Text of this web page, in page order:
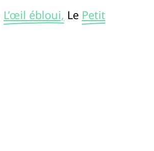
L’œil ébloui, Le Petit